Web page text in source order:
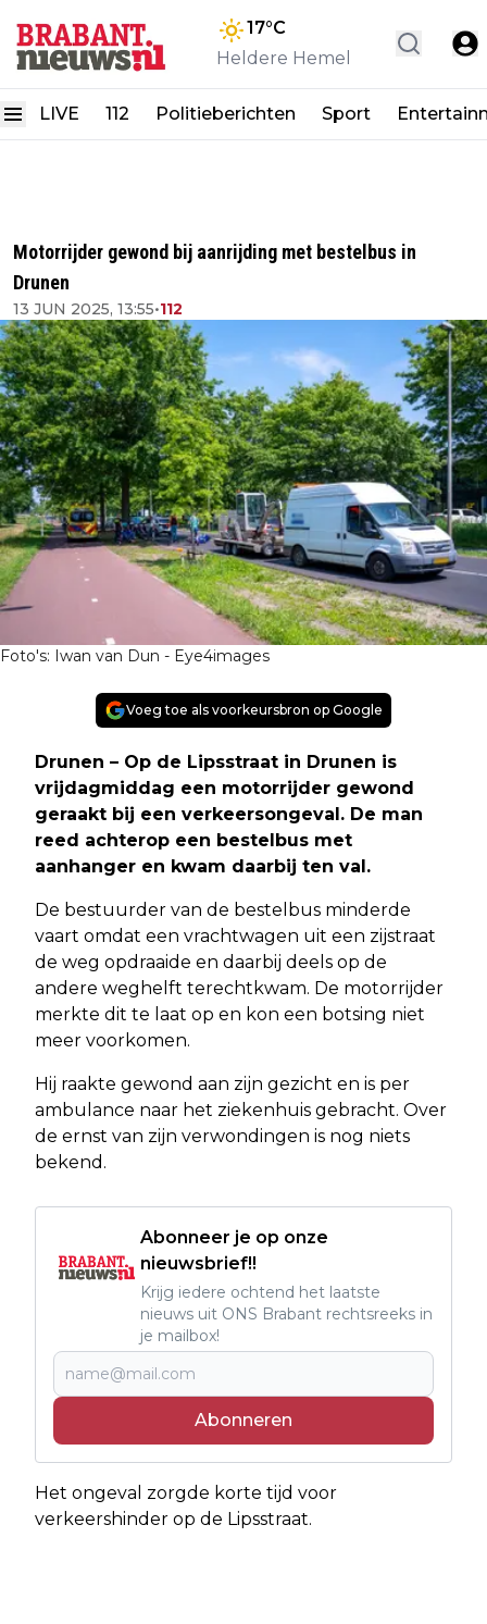
17°C
Heldere Hemel
LIVE 112 Politieberichten Sport
Motorrijder gewond bij aanrijding met bestelbus in
Drunen
13 JUN 2025, 13:55•112
Foto's: Iwan van Dun - Eye4images
Voeg toe als voorkeursbron op Google
Drunen – Op de Lipsstraat in Drunen is
vrijdagmiddag een motorrijder gewond
geraakt bij een verkeersongeval. De man
reed achterop een bestelbus met
aanhanger en kwam daarbij ten val.
De bestuurder van de bestelbus minderde
vaart omdat een vrachtwagen uit een zijstraat
de weg opdraaide en daarbij deels op de
andere weghelft terechtkwam. De motorrijder
merkte dit te laat op en kon een botsing niet
meer voorkomen.
Hij raakte gewond aan zijn gezicht en is per
ambulance naar het ziekenhuis gebracht. Over
de ernst van zijn verwondingen is nog niets
bekend.
Abonneer je op onze
nieuwsbrief!!
Krijg iedere ochtend het laatste
nieuws uit ONS Brabant rechtsreeks in
je mailbox!
Abonneren
Het ongeval zorgde korte tijd voor
verkeershinder op de Lipsstraat.